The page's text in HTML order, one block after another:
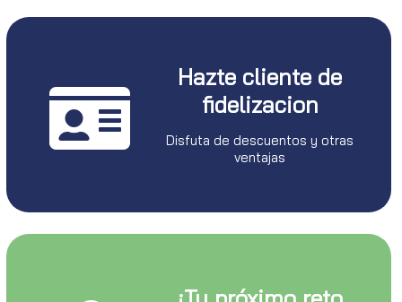
Hazte cliente de
fidelizacion
Disfuta de descuentos y otras
ventajas